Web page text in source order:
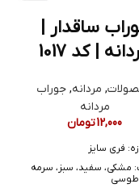
ساقدار |
| کد 1017
, مردانه, جوراب
مردانه
12,000تومان
فری سایز
مشکی، سفید، سبز، سرمه
طوسی